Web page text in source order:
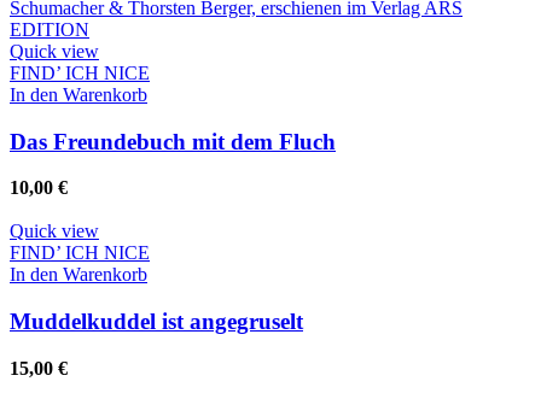
Quick view
FIND’ ICH NICE
In den Warenkorb
Das Freundebuch mit dem Fluch
10,00 €
Quick view
FIND’ ICH NICE
In den Warenkorb
Muddelkuddel ist angegruselt
15,00 €